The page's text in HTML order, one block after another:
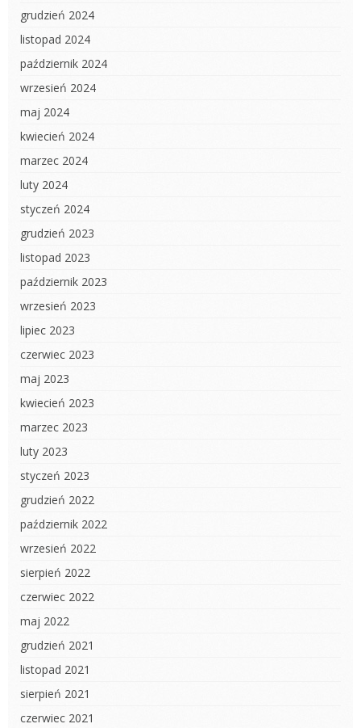
grudzień 2024
listopad 2024
październik 2024
wrzesień 2024
maj 2024
kwiecień 2024
marzec 2024
luty 2024
styczeń 2024
grudzień 2023
listopad 2023
październik 2023
wrzesień 2023
lipiec 2023
czerwiec 2023
maj 2023
kwiecień 2023
marzec 2023
luty 2023
styczeń 2023
grudzień 2022
październik 2022
wrzesień 2022
sierpień 2022
czerwiec 2022
maj 2022
grudzień 2021
listopad 2021
sierpień 2021
czerwiec 2021